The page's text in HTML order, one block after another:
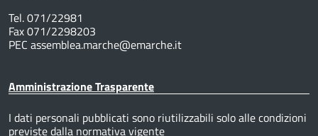
Tel. 071/22981
Fax 071/2298203
PEC assemblea.marche@emarche.it
Amministrazione Trasparente
I dati personali pubblicati sono riutilizzabili solo alle condizioni
previste dalla normativa vigente